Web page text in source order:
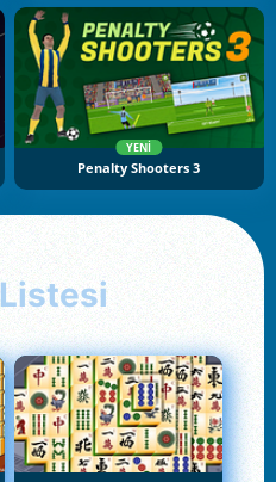
YENI
Penalty Shooters 3
Listesi